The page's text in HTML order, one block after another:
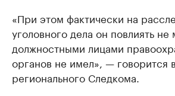
«При этом фактически на
уголовного дела он повлиять не
должностными лицами
органов не имел», — говорится
регионального Следкома.